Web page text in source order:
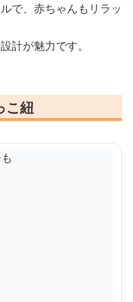
で、赤ちゃんもリラッ
計が魅力です。
こ紐